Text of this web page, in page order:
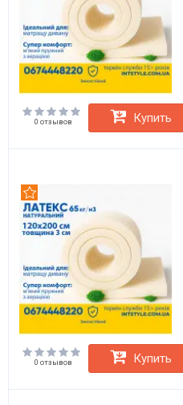
0 отзывов Купить
0 отзывов Купить